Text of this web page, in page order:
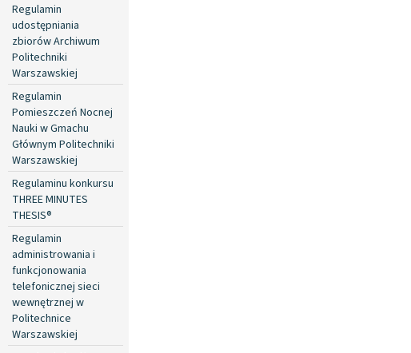
Regulamin
udostępniania
zbiorów Archiwum
Politechniki
Warszawskiej
Regulamin
Pomieszczeń Nocnej
Nauki w Gmachu
Głównym Politechniki
Warszawskiej
Regulaminu konkursu
THREE MINUTES
THESIS®
Regulamin
administrowania i
funkcjonowania
telefonicznej sieci
wewnętrznej w
Politechnice
Warszawskiej